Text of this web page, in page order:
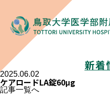
新着
2025.06.02
ケアロードLA錠60μg
記事一覧へ